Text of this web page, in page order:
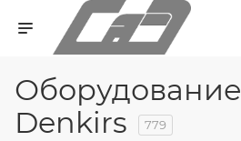
Оборудование
Denkirs
779